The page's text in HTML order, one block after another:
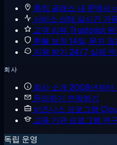
룩킹 글래스 내 IP에서
서비스 상태 실시간 가
고객 리뷰 Trustpilot
환불 보장14일, 묻지 않
지원 받기 24/7, 실제
회사
회사 소개 2008년부터
문의하기 연락하기
비즈니스 프로그램
교육 기관 프로그램 연
독립 운영